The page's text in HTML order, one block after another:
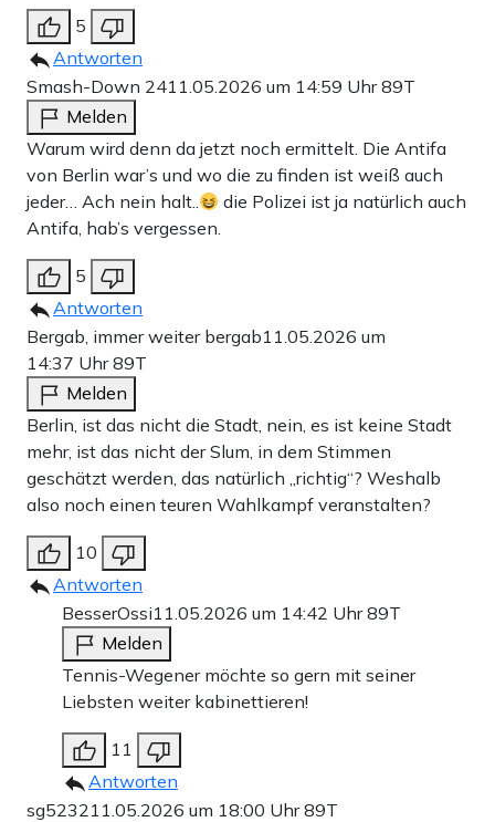
5
Antworten
Smash-Down 2411.05.2026 um 14:59 Uhr89T
Melden
Warum wird denn da jetzt noch ermittelt. Die Antifa
von Berlin war’s und wo die zu finden ist weiß auch
jeder… Ach nein halt..
die Polizei ist ja natürlich auch
Antifa, hab’s vergessen.
5
Antworten
Bergab, immer weiter bergab11.05.2026 um
14:37 Uhr89T
Melden
Berlin, ist das nicht die Stadt, nein, es ist keine Stadt
mehr, ist das nicht der Slum, in dem Stimmen
geschätzt werden, das natürlich „richtig“? Weshalb
also noch einen teuren Wahlkampf veranstalten?
10
Antworten
BesserOssi11.05.2026 um 14:42 Uhr89T
Melden
Tennis-Wegener möchte so gern mit seiner
Liebsten weiter kabinettieren!
11
Antworten
sg523211.05.2026 um 18:00 Uhr89T